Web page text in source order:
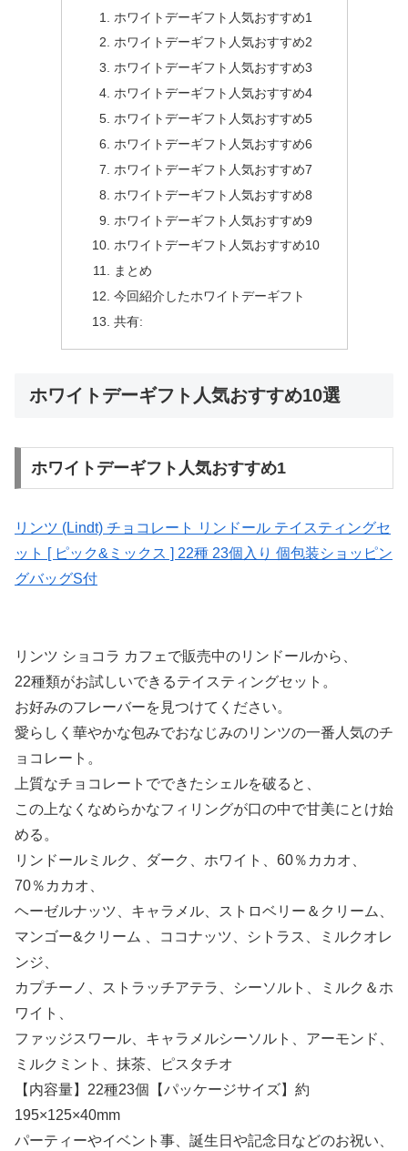
ホワイトデーギフト人気おすすめ1
ホワイトデーギフト人気おすすめ2
ホワイトデーギフト人気おすすめ3
ホワイトデーギフト人気おすすめ4
ホワイトデーギフト人気おすすめ5
ホワイトデーギフト人気おすすめ6
ホワイトデーギフト人気おすすめ7
ホワイトデーギフト人気おすすめ8
ホワイトデーギフト人気おすすめ9
ホワイトデーギフト人気おすすめ10
まとめ
今回紹介したホワイトデーギフト
共有:
ホワイトデーギフト人気おすすめ10選
ホワイトデーギフト人気おすすめ1
リンツ (Lindt) チョコレート リンドール テイスティングセ
ット [ ピック&ミックス ] 22種 23個入り 個包装ショッピン
グバッグS付
リンツ ショコラ カフェで販売中のリンドールから、
22種類がお試しいできるテイスティングセット。
お好みのフレーバーを見つけてください。
愛らしく華やかな包みでおなじみのリンツの一番人気のチ
ョコレート。
上質なチョコレートでできたシェルを破ると、
この上なくなめらかなフィリングが口の中で甘美にとけ始
める。
リンドールミルク、ダーク、ホワイト、60％カカオ、
70％カカオ、
ヘーゼルナッツ、キャラメル、ストロベリー＆クリーム、
マンゴー&クリーム 、ココナッツ、シトラス、ミルクオレ
ンジ、
カプチーノ、ストラッチアテラ、シーソルト、ミルク＆ホ
ワイト、
ファッジスワール、キャラメルシーソルト、アーモンド、
ミルクミント、抹茶、ピスタチオ
【内容量】22種23個【パッケージサイズ】約
195×125×40mm
パーティーやイベント事、誕生日や記念日などのお祝い、